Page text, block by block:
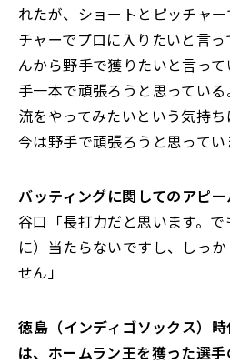
れたが、ショートとピッチャ
チャーでプロに入りたいと言
んから野手で獲りたいと言っ
手一本で頑張ろうと思ってい
流をやってみたいという気持ち
今は野手で頑張ろうと思ってい
――バッティングに関してのアピ
谷口「長打力だと思います。
に）当たらないですし、しっ
せん」
――徳島（インディゴソックス）
は、ホームラン王を獲った選